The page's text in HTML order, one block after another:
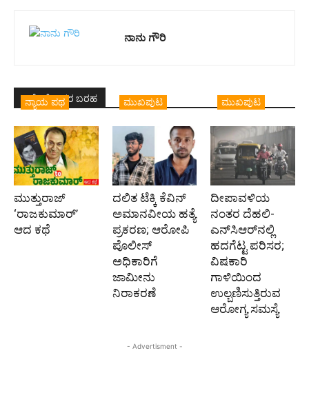
ನಾನು ಗೌರಿ
ಇದೇ ಲೇಖಕರ ಬರಹ
ನ್ಯಾಯ ಪಥ
ಮುತ್ತುರಾಜ್
‘ರಾಜಕುಮಾರ್‍’
ಆದ ಕಥೆ
ಮುಖಪುಟ
ದಲಿತ ಟೆಕ್ಕಿ ಕೆವಿನ್
ಅಮಾನವೀಯ ಹತ್ಯೆ
ಪ್ರಕರಣ; ಆರೋಪಿ
ಪೊಲೀಸ್‌
ಅಧಿಕಾರಿಗೆ
ಜಾಮೀನು
ನಿರಾಕರಣೆ
ಮುಖಪುಟ
ದೀಪಾವಳಿಯ
ನಂತರ ದೆಹಲಿ-
ಎನ್‌ಸಿಆರ್‌ನಲ್ಲಿ
ಹದಗೆಟ್ಟ ಪರಿಸರ;
ವಿಷಕಾರಿ
ಗಾಳಿಯಿಂದ
ಉಲ್ಬಣಿಸುತ್ತಿರುವ
ಆರೋಗ್ಯ ಸಮಸ್ಯೆ
- Advertisment -